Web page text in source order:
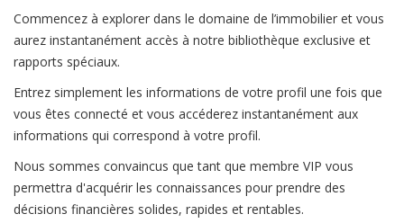
Commencez à explorer dans le domaine de l’immobilier et vous
aurez instantanément accès à notre bibliothèque exclusive et
rapports spéciaux.
Entrez simplement les informations de votre profil une fois que
vous êtes connecté et vous accéderez instantanément aux
informations qui correspond à votre profil.
Nous sommes convaincus que tant que membre VIP vous
permettra d'acquérir les connaissances pour prendre des
décisions financières solides, rapides et rentables.